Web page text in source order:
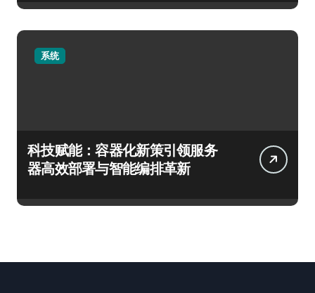
系统
科技赋能：容器化新策引领服务
器高效部署与智能编排革新